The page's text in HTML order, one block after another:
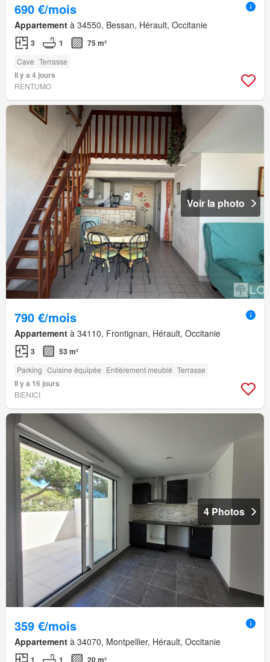
690 €/mois
Appartement à 34550, Bessan, Hérault, Occitanie
3 1 75 m²
Cave Terrasse
Il y a 4 jours
RENTUMO
Voir la photo
790 €/mois
Appartement à 34110, Frontignan, Hérault, Occitanie
3 53 m²
Parking Cuisine équipée Entièrement meublé Terrasse
Il y a 16 jours
BIENICI
4 Photos
359 €/mois
Appartement à 34070, Montpellier, Hérault, Occitanie
1 1 20 m²